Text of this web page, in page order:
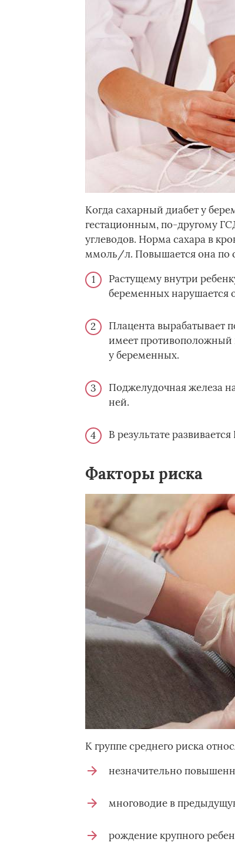
Когда сахарный диабет у
гестационным, по-другому
углеводов. Норма сахара в
ммоль/л. Повышается она по
Растущему внутри
беременных нарушается
Плацента вырабатывает
имеет противоположный
у беременных.
Поджелудочная железа
ней.
В результате
Факторы риска
К группе среднего риска
незначительно
многоводие в
рождение крупного